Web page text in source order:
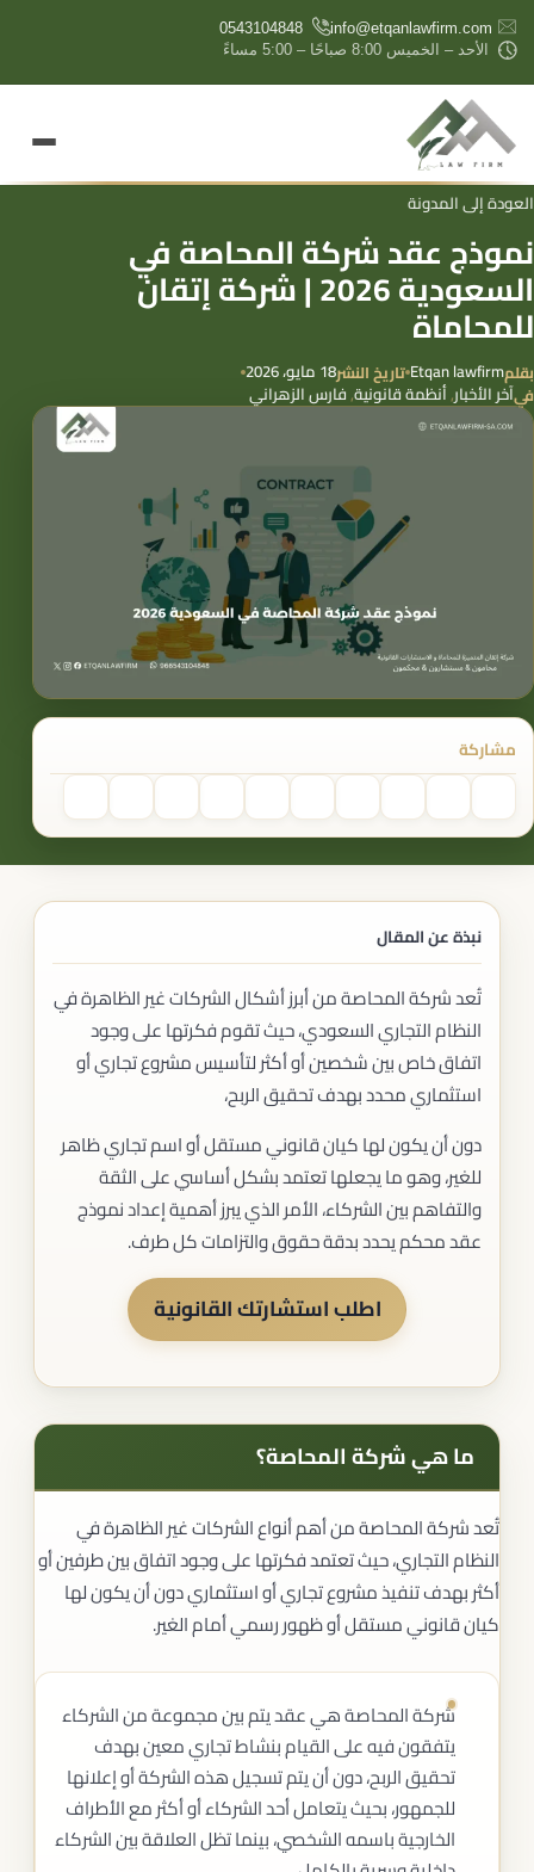
content
info@etqanlawfirm.com
0543104848
الأحد – الخميس 8:00 صباحًا – 5:00 مساءً
العودة إلى المدونة
نموذج عقد شركة المحاصة في
السعودية 2026 | شركة إتقان
للمحاماة
بقلمEtqan lawfirm تاريخ النشر18 مايو، 2026
فيآخر الأخبار,أنظمة قانونية,فارس الزهراني
مشاركة
نبذة عن المقال
تُعد شركة المحاصة من أبرز أشكال الشركات غير الظاهرة في
النظام التجاري السعودي، حيث تقوم فكرتها على وجود
اتفاق خاص بين شخصين أو أكثر لتأسيس مشروع تجاري أو
استثماري محدد بهدف تحقيق الربح،
دون أن يكون لها كيان قانوني مستقل أو اسم تجاري ظاهر
للغير، وهو ما يجعلها تعتمد بشكل أساسي على الثقة
والتفاهم بين الشركاء، الأمر الذي يبرز أهمية إعداد نموذج
عقد محكم يحدد بدقة حقوق والتزامات كل طرف.
اطلب استشارتك القانونية
ما هي شركة المحاصة؟
تُعد شركة المحاصة من أهم أنواع الشركات غير الظاهرة في
النظام التجاري، حيث تعتمد فكرتها على وجود اتفاق بين طرفين أو
أكثر بهدف تنفيذ مشروع تجاري أو استثماري دون أن يكون لها
كيان قانوني مستقل أو ظهور رسمي أمام الغير.
شركة المحاصة هي عقد يتم بين مجموعة من الشركاء
يتفقون فيه على القيام بنشاط تجاري معين بهدف
تحقيق الربح، دون أن يتم تسجيل هذه الشركة أو إعلانها
للجمهور، بحيث يتعامل أحد الشركاء أو أكثر مع الأطراف
الخارجية باسمه الشخصي، بينما تظل العلاقة بين الشركاء